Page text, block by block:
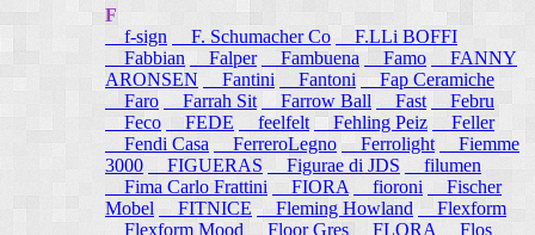
F
f-sign
F. Schumacher Co
F.LLi BOFFI
Fabbian
Falper Fambuena Famo
FANNY
ARONSEN
Fantini Fantoni
Fap Ceramiche
Faro
Farrah Sit Farrow Ball Fast
Febru
Feco
FEDE feelfelt Fehling Peiz
Feller
Fendi Casa
FerreroLegno Ferrolight
Fiemme
3000
FIGUERAS Figurae di JDS
filumen
Fima Carlo Frattini
FIORA fioroni
Fischer
Mobel
FITNICE Fleming Howland
Flexform
Flexform Mood
Floor Gres FLORA
Flos